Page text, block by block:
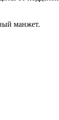
манжет.